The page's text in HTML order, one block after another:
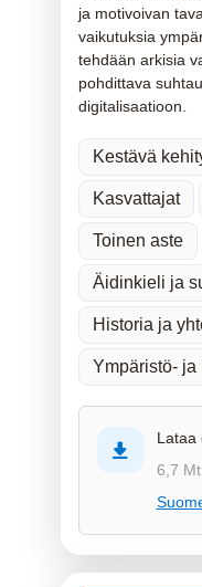
ja motivoivan
vaikutuksia
tehdään arkisia
pohdittava
digitalisaatioon.
Kestävä
Kasvattajat
Toinen aste
Äidinkieli ja
Historia ja
Ympäristö- ja
Lataa
6,7 Mt